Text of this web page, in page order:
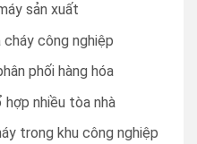
sản xuất
công nghiệp
phối hàng hóa
nhiều tòa nhà
trong khu công nghiệp